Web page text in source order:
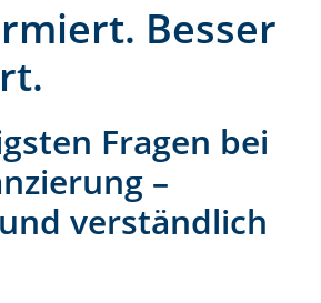
Besser
Fragen bei
–
verständlich